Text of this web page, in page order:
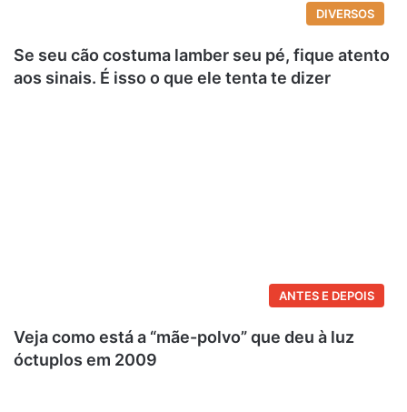
DIVERSOS
Se seu cão costuma lamber seu pé, fique atento
aos sinais. É isso o que ele tenta te dizer
ANTES E DEPOIS
Veja como está a “mãe-polvo” que deu à luz
óctuplos em 2009